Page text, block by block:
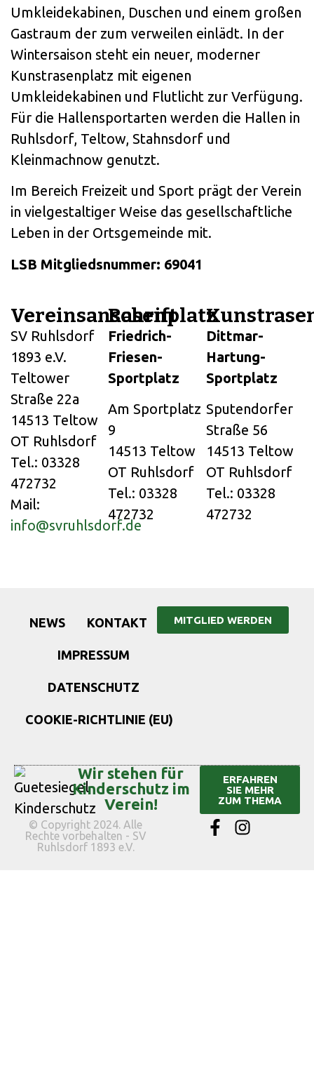
Umkleidekabinen, Duschen und einem großen
Gastraum der zum verweilen einlädt. In der
Wintersaison steht ein neuer, moderner
Kunstrasenplatz mit eigenen
Umkleidekabinen und Flutlicht zur Verfügung.
Für die Hallensportarten werden die Hallen in
Ruhlsdorf, Teltow, Stahnsdorf und
Kleinmachnow genutzt.
Im Bereich Freizeit und Sport prägt der Verein
in vielgestaltiger Weise das gesellschaftliche
Leben in der Ortsgemeinde mit.
LSB Mitgliedsnummer: 69041
Vereinsanschrift
SV Ruhlsdorf
1893 e.V.
Teltower
Straße 22a
14513 Teltow
OT Ruhlsdorf
Tel.: 03328
472732
Mail:
info@svruhlsdorf.de
Rasenplatz
Friedrich-
Friesen-
Sportplatz
Am Sportplatz
9
14513 Teltow
OT Ruhlsdorf
Tel.: 03328
472732
Dittmar-
Hartung-
Sportplatz
Sputendorfer
Straße 56
14513 Teltow
OT Ruhlsdorf
Tel.: 03328
472732
NEWS KONTAKT
IMPRESSUM
DATENSCHUTZ
COOKIE-RICHTLINIE (EU)
MITGLIED WERDEN
Wir stehen für
Kinderschutz im
Verein!
ERFAHREN
SIE MEHR
ZUM THEMA
© Copyright 2024. Alle
Rechte vorbehalten - SV
Ruhlsdorf 1893 e.V.